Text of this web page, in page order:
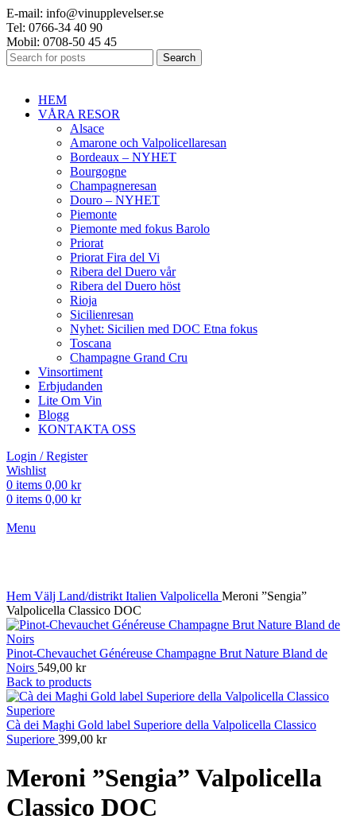
E-mail: info@vinupplevelser.se
Tel: 0766-34 40 90
Mobil: 0708-50 45 45
Search
HEM
VÅRA RESOR
Alsace
Amarone och Valpolicellaresan
Bordeaux – NYHET
Bourgogne
Champagneresan
Douro – NYHET
Piemonte
Piemonte med fokus Barolo
Priorat
Priorat Fira del Vi
Ribera del Duero vår
Ribera del Duero höst
Rioja
Sicilienresan
Nyhet: Sicilien med DOC Etna fokus
Toscana
Champagne Grand Cru
Vinsortiment
Erbjudanden
Lite Om Vin
Blogg
KONTAKTA OSS
Login / Register
Wishlist
0 items 0,00 kr
0 items 0,00 kr
Menu
Hem Välj Land/distrikt Italien Valpolicella Meroni ”Sengia”
Valpolicella Classico DOC
Pinot-Chevauchet Généreuse Champagne Brut Nature Bland de
Noirs 549,00 kr
Back to products
Cà dei Maghi Gold label Superiore della Valpolicella Classico
Superiore 399,00 kr
Meroni ”Sengia” Valpolicella
Classico DOC